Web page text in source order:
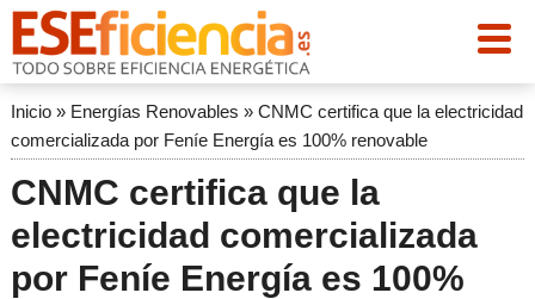
Inicio» Energías Renovables » CNMC certifica que la electricidad
comercializada por Feníe Energía es 100% renovable
CNMC certifica que la
electricidad comercializada
por Feníe Energía es 100%